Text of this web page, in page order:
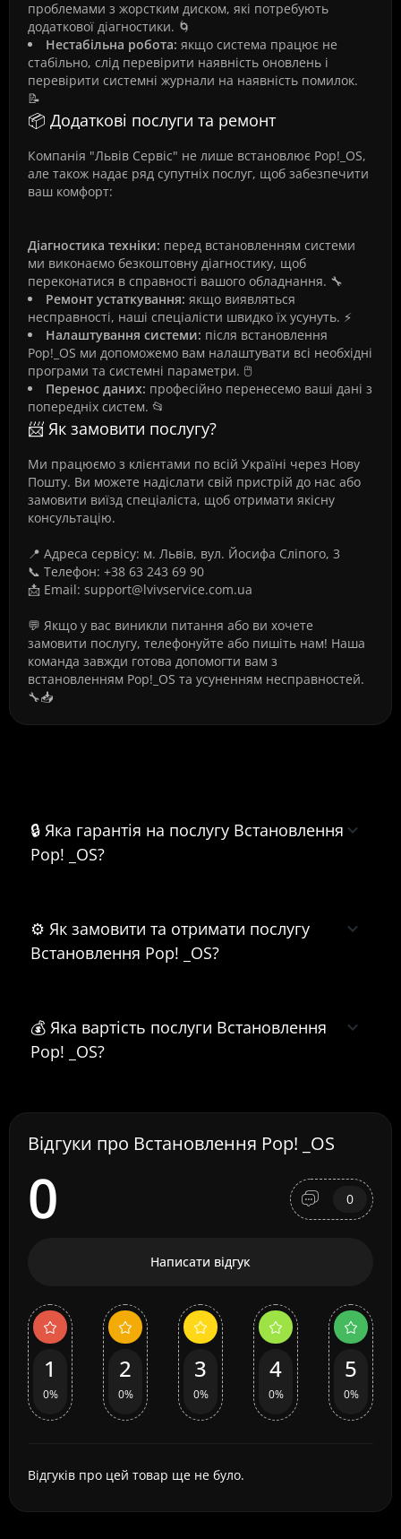
проблемами з жорстким диском, які потребують
додаткової діагностики. 🌀
Нестабільна робота: якщо система працює не
стабільно, слід перевірити наявність оновлень і
перевірити системні журнали на наявність помилок.
📝
📦 Додаткові послуги та ремонт
Компанія "Львів Сервіс" не лише встановлює Pop!_OS,
але також надає ряд супутніх послуг, щоб забезпечити
ваш комфорт:
Діагностика техніки: перед встановленням системи
ми виконаємо безкоштовну діагностику, щоб
переконатися в справності вашого обладнання. 🔧
Ремонт устаткування: якщо виявляться
несправності, наші спеціалісти швидко їх усунуть. ⚡
Налаштування системи: після встановлення
Pop!_OS ми допоможемо вам налаштувати всі необхідні
програми та системні параметри. 🖱️
Перенос даних: професійно перенесемо ваші дані з
попередніх систем. 📂
📨 Як замовити послугу?
Ми працюємо з клієнтами по всій Україні через Нову
Пошту. Ви можете надіслати свій пристрій до нас або
замовити виїзд спеціаліста, щоб отримати якісну
консультацію.
📍 Адреса сервісу: м. Львів, вул. Йосифа Сліпого, 3
📞 Телефон: +38 63 243 69 90
📩 Email: support@lvivservice.com.ua
💬 Якщо у вас виникли питання або ви хочете
замовити послугу, телефонуйте або пишіть нам! Наша
команда завжди готова допомогти вам з
встановленням Pop!_OS та усуненням несправностей.
🔧📥
🔒 Яка гарантія на послугу Встановлення
Pop! _OS?
⚙️ Як замовити та отримати послугу
Встановлення Pop! _OS?
💰 Яка вартість послуги Встановлення
Pop! _OS?
Відгуки про Встановлення Pop! _OS
0 0
Написати відгук
1
0%
2
0%
3
0%
4
0%
5
0%
Відгуків про цей товар ще не було.